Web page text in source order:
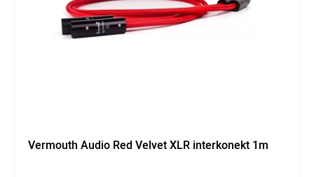
Vermouth Audio Red Velvet XLR interkonekt 1m